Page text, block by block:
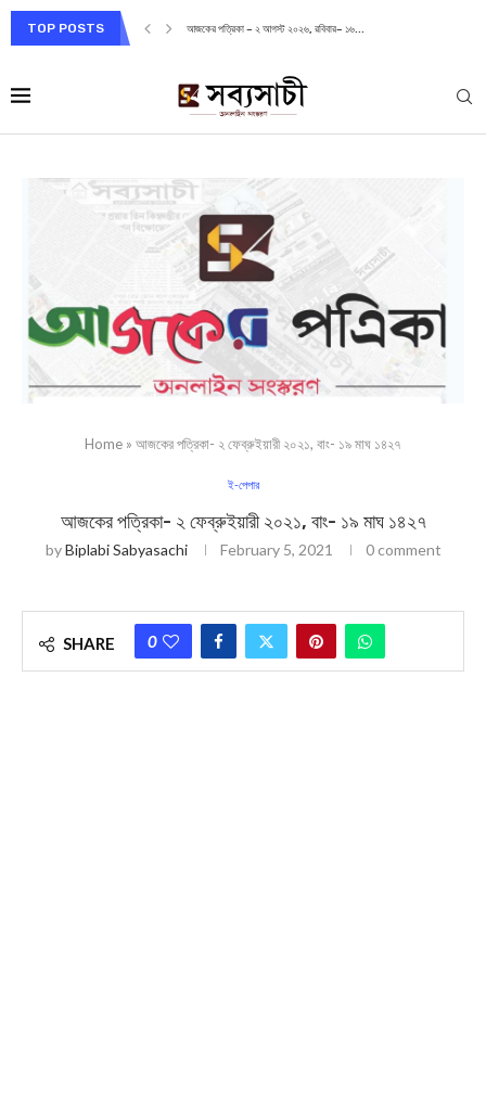
TOP POSTS আজকের পত্রিকা – ২ আগস্ট ২০২৬, রবিবার– ১৬...
Home » আজকের পত্রিকা- ২ ফেব্রুইয়ারী ২০২১, বাং- ১৯ মাঘ ১৪২৭
ই-পেপার
আজকের পত্রিকা- ২ ফেব্রুইয়ারী ২০২১, বাং- ১৯ মাঘ ১৪২৭
byBiplabi Sabyasachi February 5, 2021 0 comment
SHARE 0